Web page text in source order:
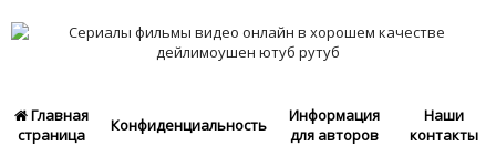
Главная
страница
Конфиденциальность
Информация
для авторов
Наши
контакты